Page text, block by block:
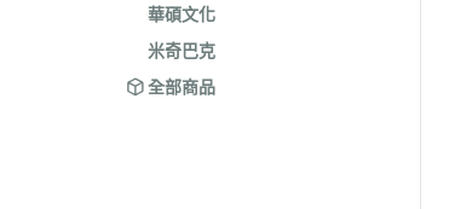
華碩文化
米奇巴克
全部商品